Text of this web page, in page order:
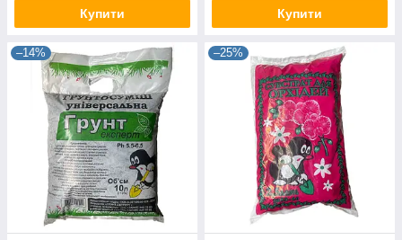
Купити Купити
–14% –25%